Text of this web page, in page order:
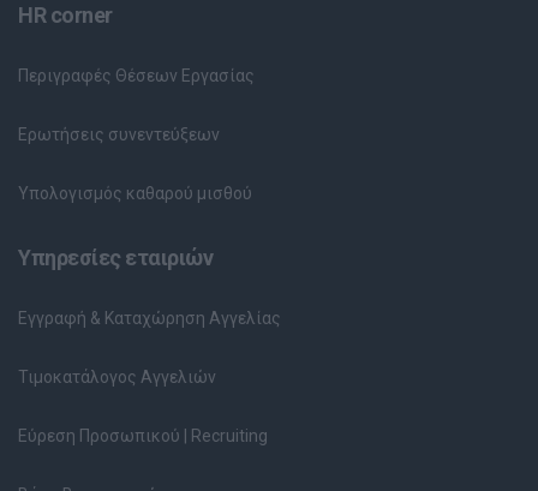
HR corner
Περιγραφές Θέσεων Εργασίας
Ερωτήσεις συνεντεύξεων
Υπολογισμός καθαρού μισθού
Υπηρεσίες εταιριών
Εγγραφή & Καταχώρηση Αγγελίας
Τιμοκατάλογος Αγγελιών
Εύρεση Προσωπικού | Recruiting